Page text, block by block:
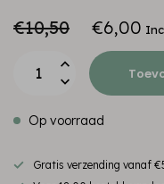
€10,50 €6,00
Op voorraad
Gratis verzending vanaf